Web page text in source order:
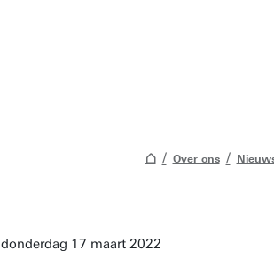
Over ons
donderdag 17 maart 2022